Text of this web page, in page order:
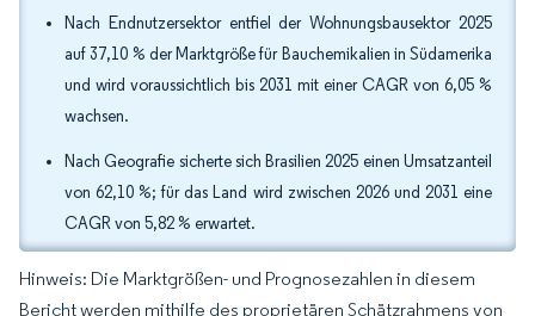
Nach Endnutzersektor entfiel der Wohnungsbausektor 2025
auf 37,10 % der Marktgröße für Bauchemikalien in Südamerika
und wird voraussichtlich bis 2031 mit einer CAGR von 6,05 %
wachsen.
Nach Geografie sicherte sich Brasilien 2025 einen Umsatzanteil
von 62,10 %; für das Land wird zwischen 2026 und 2031 eine
CAGR von 5,82 % erwartet.
Hinweis: Die Marktgrößen- und Prognosezahlen in diesem
Bericht werden mithilfe des proprietären Schätzrahmens von